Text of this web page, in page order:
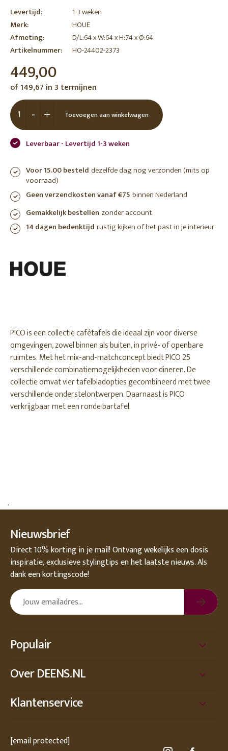
Levertijd:
1-3 weken
Merk:
HOUE
Afmeting:
D/L:64 x W:64 x H:74 x Ø:64
Artikelnummer:
HO-24402-2373
449,00
of 149,67 in 3 termijnen
+
- Toevoegen aan winkelwagen
Leverbaar - Levertijd 1-3 weken
Voor 15.00 besteld dezelfde dag nog verzonden (mits op
voorraad)
Geen verzendkosten vanaf €75 binnen Nederland
Gemakkelijk bestellen zonder account
14 dagen bedenktijd rustig kijken of het past in je interieur
PICO is een collectie cafétafels die ideaal zijn voor diverse
omgevingen, zowel binnen als buiten, in privé- of openbare
ruimtes. Met het mix-and-matchconcept biedt PICO 25
verschillende combinatiemogelijkheden voor dineren. De
collectie omvat vier tafelbladopties gecombineerd met twee
verschillende onderstelontwerpen. Daarnaast is PICO
verkrijgbaar met een ronde bartafel.
.
Nieuwsbrief
Direct 10% korting in je mail! Ontvang wekelijks een dosis
inspiratie, exclusieve stylingtips en het laatste nieuws. Als
dank een kortingscode!
Populair
Over DEENS.NL
Klantenservice
[email protected]